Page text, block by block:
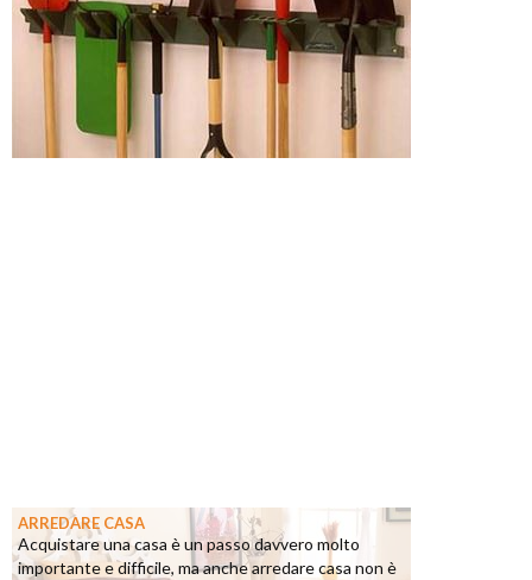
ARREDARE CASA
Acquistare una casa è un passo davvero molto
importante e difficile, ma anche arredare casa non è